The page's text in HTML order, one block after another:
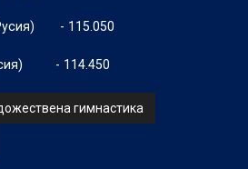
- 115.050
- 114.450
гимнастика